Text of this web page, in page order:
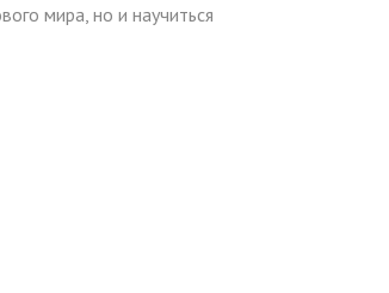
мира, но и научиться